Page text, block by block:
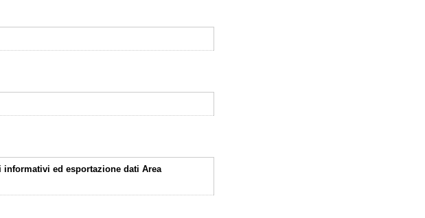
informativi ed esportazione dati Area